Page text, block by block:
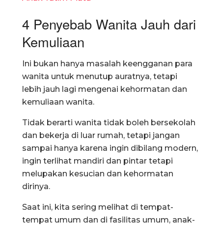
4 Penyebab Wanita Jauh dari
Kemuliaan
Ini bukan hanya masalah keengganan para
wanita untuk menutup auratnya, tetapi
lebih jauh lagi mengenai kehormatan dan
kemuliaan wanita.
Tidak berarti wanita tidak boleh bersekolah
dan bekerja di luar rumah, tetapi jangan
sampai hanya karena ingin dibilang modern,
ingin terlihat mandiri dan pintar tetapi
melupakan kesucian dan kehormatan
dirinya.
Saat ini, kita sering melihat di tempat-
tempat umum dan di fasilitas umum, anak-